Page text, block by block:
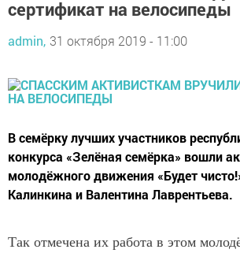
сертификат на велосипеды
admin, 31 октября 2019 - 11:00
В семёрку лучших участников
конкурса «Зелёная семёрка» вошли
молодёжного движения «Будет
Калинкина и Валентина Лаврентьева.
Так отмечена их работа в этом